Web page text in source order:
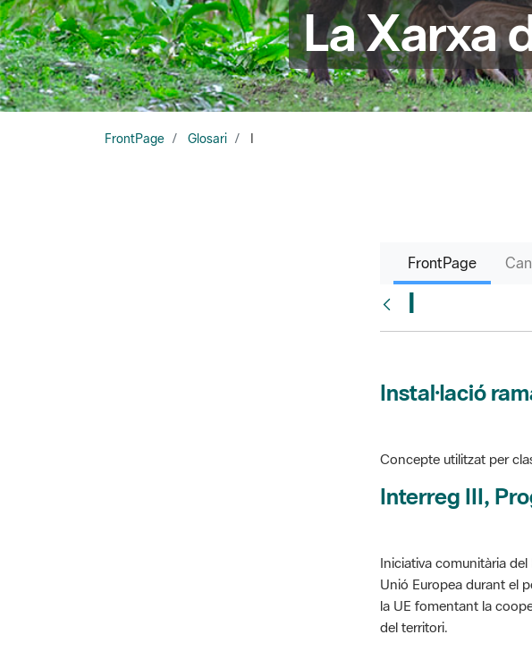
La Xarxa
FrontPage Glosari
FrontPage
I
Instal·lació
Concepte utilitzat per
Interreg III,
Iniciativa comunitària
Unió Europea durant el
la UE fomentant la
del territori.